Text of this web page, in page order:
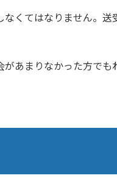
くてはなりません。
あまりなかった方で